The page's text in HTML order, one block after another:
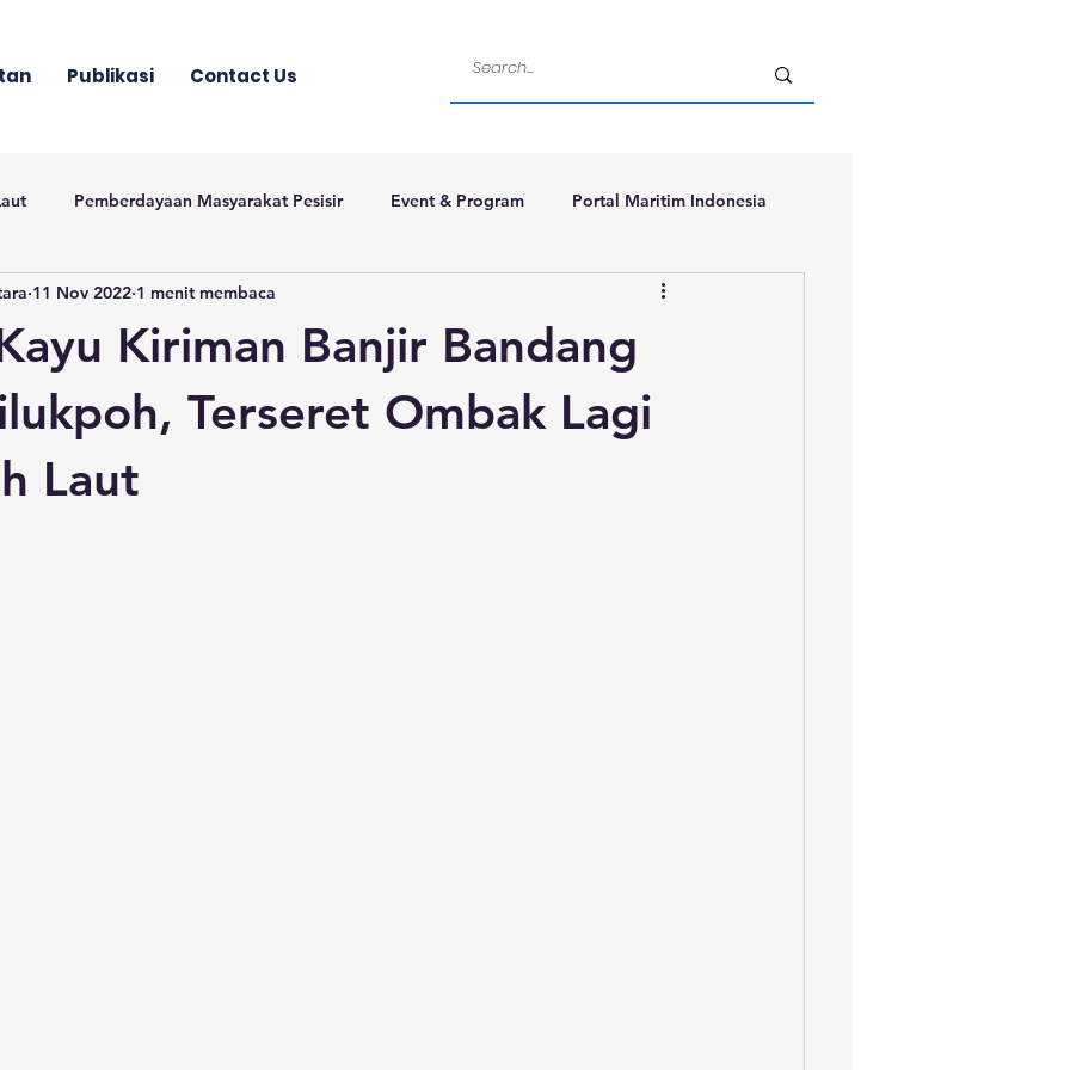
Publikasi Contact Us
Pemberdayaan Masyarakat Pesisir Event & Program Portal Maritim Indonesia
Kiriman Banjir Bandang
Terseret Ombak Lagi
Laut
11 Nov 2022 1 menit membaca